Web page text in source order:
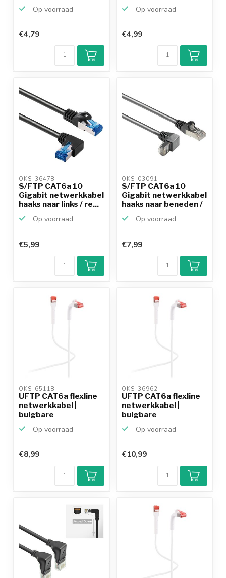
Op voorraad
€4,79
Op voorraad
€4,99
OKS-36478
S/FTP CAT6a 10
Gigabit netwerkkabel
haaks naar links / re...
Op voorraad
€5,99
OKS-03091
S/FTP CAT6a 10
Gigabit netwerkkabel
haaks naar beneden /
Op voorraad
€7,99
OKS-65118
UFTP CAT6a flexline
netwerkkabel |
buigbare
connectoren |...
Op voorraad
€8,99
OKS-36962
UFTP CAT6a flexline
netwerkkabel |
buigbare
connectoren |...
Op voorraad
€10,99